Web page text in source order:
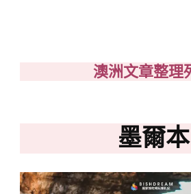
澳洲文章整理
墨爾本